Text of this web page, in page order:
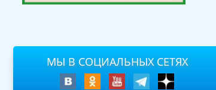
МЫ В СОЦИАЛЬНЫХ СЕТЯХ